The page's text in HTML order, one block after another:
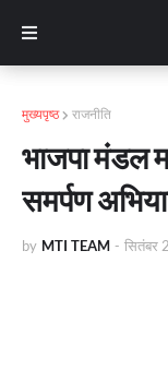
मुख्यपृष्ठ राजनीति
भाजपा मंडल
समर्पण
by MTI TEAM - सितंबर